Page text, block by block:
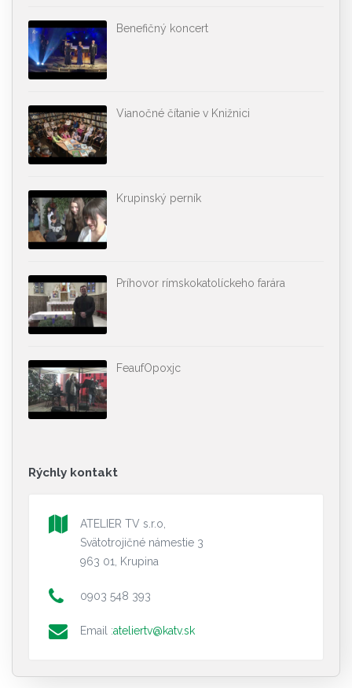
Benefičný koncert
Vianočné čítanie v Knižnici
Krupinský perník
Príhovor rímskokatolíckeho farára
FeaufOpoxjc
Rýchly kontakt
ATELIER TV s.r.o,
Svätotrojičné námestie 3
963 01, Krupina
0903 548 393
Email :ateliertv@katv.sk